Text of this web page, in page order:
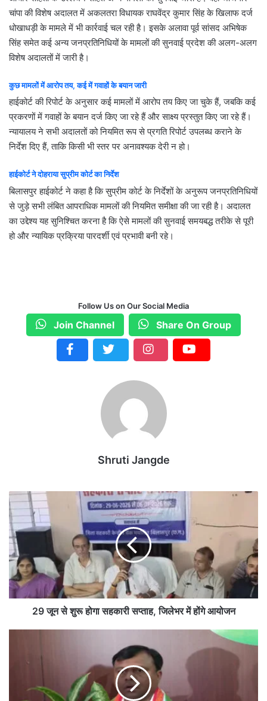
चांपा की विशेष अदालत में अकलतरा विधायक राघवेंद्र कुमार सिंह के खिलाफ दर्ज
धोखाधड़ी के मामले में भी कार्रवाई चल रही है। इसके अलावा पूर्व सांसद अभिषेक
सिंह समेत कई अन्य जनप्रतिनिधियों के मामलों की सुनवाई प्रदेश की अलग-अलग
विशेष अदालतों में जारी है।
कुछ मामलों में आरोप तय, कई में गवाहों के बयान जारी
हाईकोर्ट की रिपोर्ट के अनुसार कई मामलों में आरोप तय किए जा चुके हैं, जबकि कई
प्रकरणों में गवाहों के बयान दर्ज किए जा रहे हैं और साक्ष्य प्रस्तुत किए जा रहे हैं।
न्यायालय ने सभी अदालतों को नियमित रूप से प्रगति रिपोर्ट उपलब्ध कराने के
निर्देश दिए हैं, ताकि किसी भी स्तर पर अनावश्यक देरी न हो।
हाईकोर्ट ने दोहराया सुप्रीम कोर्ट का निर्देश
बिलासपुर हाईकोर्ट ने कहा है कि सुप्रीम कोर्ट के निर्देशों के अनुरूप जनप्रतिनिधियों
से जुड़े सभी लंबित आपराधिक मामलों की नियमित समीक्षा की जा रही है। अदालत
का उद्देश्य यह सुनिश्चित करना है कि ऐसे मामलों की सुनवाई समयबद्ध तरीके से पूरी
हो और न्यायिक प्रक्रिया पारदर्शी एवं प्रभावी बनी रहे।
Follow Us on Our Social Media
Join Channel Share On Group
Shruti Jangde
2
9
जू
न
से
शु
रू
हो
गा
29 जून से शुरू होगा सहकारी सप्ताह, जिलेभर में होंगे आयोजन